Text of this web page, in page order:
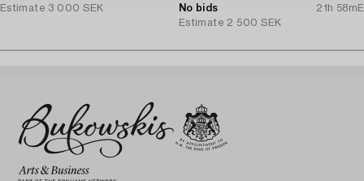
Estimate 3 000 SEK
of the Accountant Ingvarsson.
No bids
21h 58m
Estimate 2 500 SEK